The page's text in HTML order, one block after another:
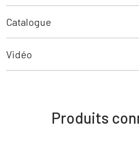
Catalogue
Vidéo
Produits